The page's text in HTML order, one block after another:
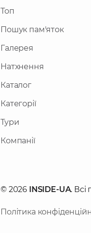
Топ
Пошук пам'яток
Галерея
Натхнення
Каталог
Категорії
Тури
Компанії
© 2026 INSIDE-UA. Всі
Політика